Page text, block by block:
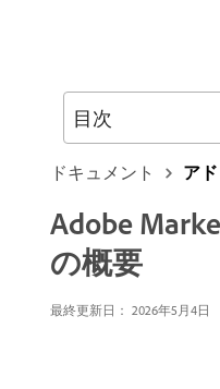
ドキュメント ア
Adobe
の概要
最終更新日： 2026年5月4日
目次